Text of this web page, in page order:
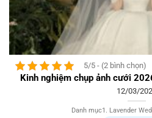
5/5 - (2 bình chọn)
Kinh nghiệm chụp ảnh cưới
12/03/
Danh mục1. Lavender